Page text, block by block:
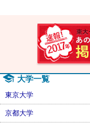
大学一覧
東京大学
京都大学